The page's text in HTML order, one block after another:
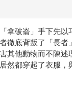
拿破崙」手下先
底背叛了「長者
其他動物而不陳
然都穿起了衣服